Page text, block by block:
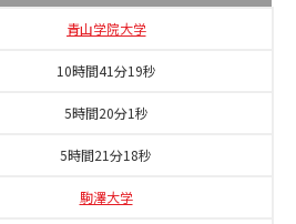
青山学院大学
10時間41分19秒
5時間20分1秒
5時間21分18秒
駒澤大学